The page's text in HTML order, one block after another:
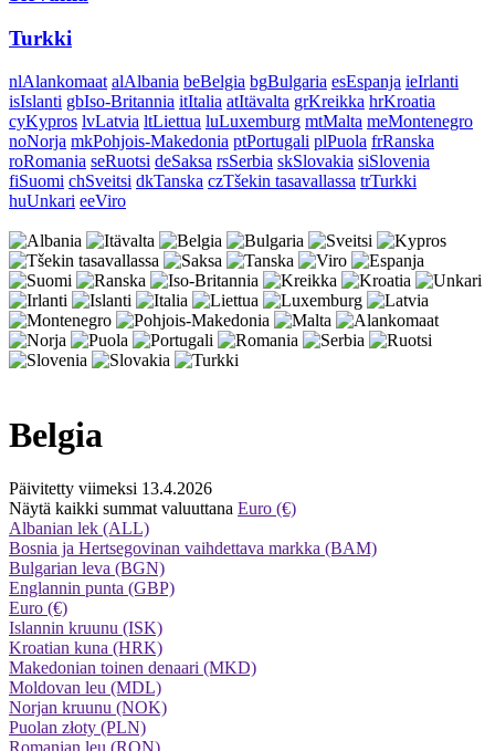
Turkki
nlAlankomaat alAlbania beBelgia bgBulgaria esEspanja ieIrlanti
isIslanti gbIso-Britannia itItalia atItävalta grKreikka hrKroatia
cyKypros lvLatvia ltLiettua luLuxemburg mtMalta meMontenegro
noNorja mkPohjois-Makedonia ptPortugali plPuola frRanska
roRomania seRuotsi deSaksa rsSerbia skSlovakia siSlovenia
fiSuomi chSveitsi dkTanska czTšekin tasavallassa trTurkki
huUnkari eeViro
Belgia
Päivitetty viimeksi 13.4.2026
Näytä kaikki summat valuuttana Euro (€)
Albanian lek (ALL)
Bosnia ja Hertsegovinan vaihdettava markka (BAM)
Bulgarian leva (BGN)
Englannin punta (GBP)
Euro (€)
Islannin kruunu (ISK)
Kroatian kuna (HRK)
Makedonian toinen denaari (MKD)
Moldovan leu (MDL)
Norjan kruunu (NOK)
Puolan złoty (PLN)
Romanian leu (RON)